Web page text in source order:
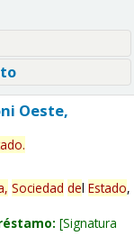
Oeste,
.
Sociedad del Estado,
Signatura